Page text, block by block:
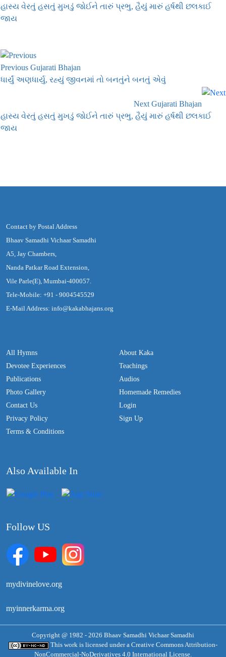
હાસ્ય વેરતું હસતું મુખડું જોઈને તારું પ્રભુ, હૈયું મારું હર્ષથી છલકાઈ
જાય
Previous Gujarati Bhajan
ધાર્યું અણધાર્યુ, રહ્યું જીવનમાં તો બનતુંને બનતું એવું
Next Gujarati Bhajan
હાસ્ય વેરતું હસતું મુખડું જોઈને તારું પ્રભુ, હૈયું મારું હર્ષથી છલકાઈ
જાય
Contact by Postal Address
Bhaav Samadhi Vichaar Samadhi
A5, Jay Chambers,
Nanda Patkar Road Extension,
Vile Parle(E), Mumbai-400057.
Tele-Mobile: +91 - 9004545529
E-Mail Address: info@kakabhajans.org
All Hymns
Devotee Experiences
Publications
Photo Gallery
Contact Us
Privacy Policy
Terms & Conditions
About Kaka
Teachings
Audios
Homemade Remedies
Login
Sign Up
Also Available In
Follow US
mydivinelove.org
myinnerkarma.org
Copyright @ 1982 - 2026 Bhaav Samadhi Vichaar Samadhi
This work is licensed under a Creative Commons Attribution-
NonCommercial-NoDerivatives 4.0 International License.